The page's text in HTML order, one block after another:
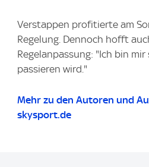
Verstappen profitierte am
Regelung. Dennoch hofft
Regelanpassung: "Ich bin mir
passieren wird."
Mehr zu den Autoren und
skysport.de